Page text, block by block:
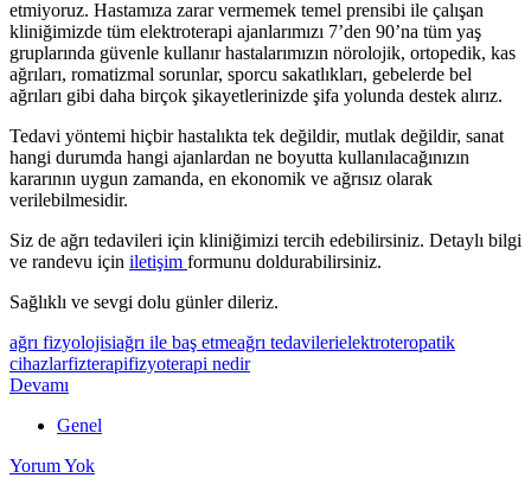
etmiyoruz. Hastamıza zarar vermemek temel prensibi ile çalışan
kliniğimizde tüm elektroterapi ajanlarımızı 7’den 90’na tüm yaş
gruplarında güvenle kullanır hastalarımızın nörolojik, ortopedik, kas
ağrıları, romatizmal sorunlar, sporcu sakatlıkları, gebelerde bel
ağrıları gibi daha birçok şikayetlerinizde şifa yolunda destek alırız.
Tedavi yöntemi hiçbir hastalıkta tek değildir, mutlak değildir, sanat
hangi durumda hangi ajanlardan ne boyutta kullanılacağınızın
kararının uygun zamanda, en ekonomik ve ağrısız olarak
verilebilmesidir.
Siz de ağrı tedavileri için kliniğimizi tercih edebilirsiniz. Detaylı bilgi
ve randevu için iletişim formunu doldurabilirsiniz.
Sağlıklı ve sevgi dolu günler dileriz.
ağrı fizyolojisiağrı ile baş etmeağrı tedavilerielektroteropatik
cihazlarfizterapifizyoterapi nedir
Devamı
Genel
Yorum Yok